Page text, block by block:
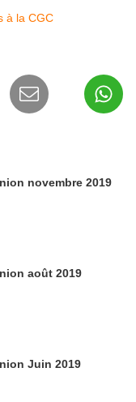
à la CGC
novembre 2019
août 2019
Juin 2019